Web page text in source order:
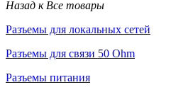
Назад к Все товары
Разъемы для локальных сетей
Разъемы для связи 50 Ohm
Разъемы питания